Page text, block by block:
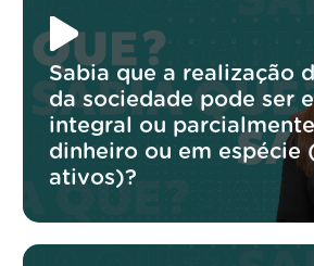
Sabia que a realização
da sociedade pode ser
integral ou
dinheiro ou em espécie
ativos)?